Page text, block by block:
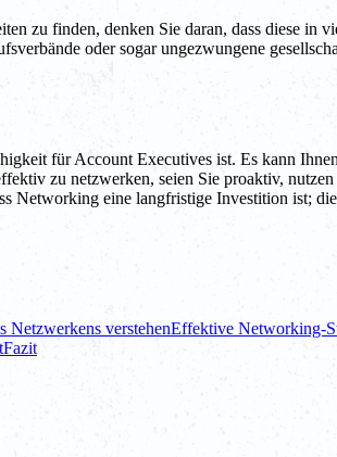
zu finden, denken Sie daran, dass diese in
oder sogar ungezwungene
für Account Executives ist. Es kann
zu netzwerken, seien Sie proaktiv,
Networking eine langfristige Investition ist;
Netzwerkens verstehenEffektive Networking-
Fazit